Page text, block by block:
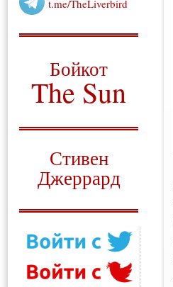
t.me/TheLiverbird
Бойкот
The Sun
Стивен
Джеррард